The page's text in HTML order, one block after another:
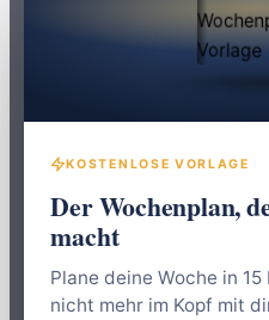
KOSTENLOSE VORLAGE
Der Wochenplan,
macht
Plane deine Woche in
nicht mehr im Kopf mit